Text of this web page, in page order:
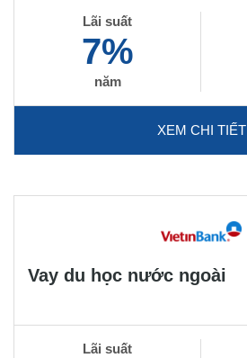
Lãi suất
7%
năm
XEM CHI TIẾT
Vay du học nước ngoài
Lãi suất